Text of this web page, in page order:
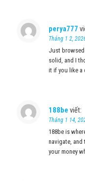
perya777
Tháng 1 2,
Just
solid, and I
it if you like a
188be viết:
Tháng 1 14,
188be is
navigate, and
your money